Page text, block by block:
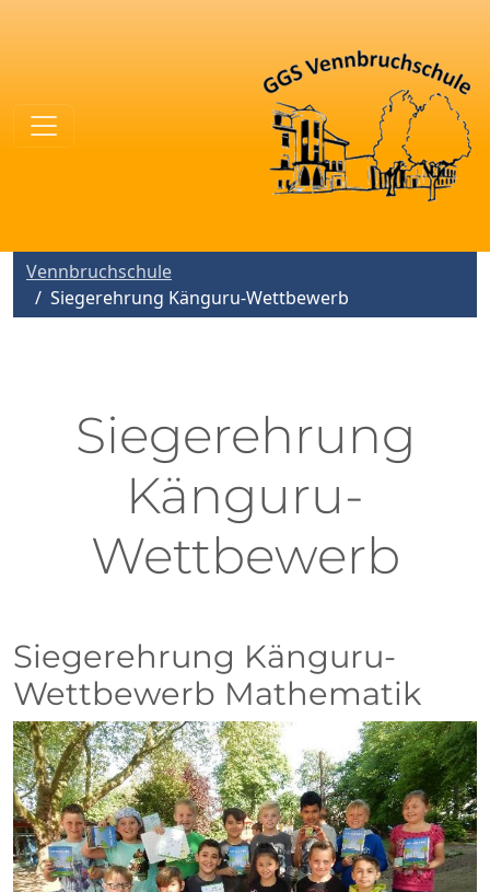
Vennbruchschule
Siegerehrung Känguru-Wettbewerb
Siegerehrung
Känguru-
Wettbewerb
Siegerehrung Känguru-
Wettbewerb Mathematik